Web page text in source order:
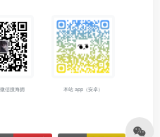
信搜海拥 本站 app（安卓）